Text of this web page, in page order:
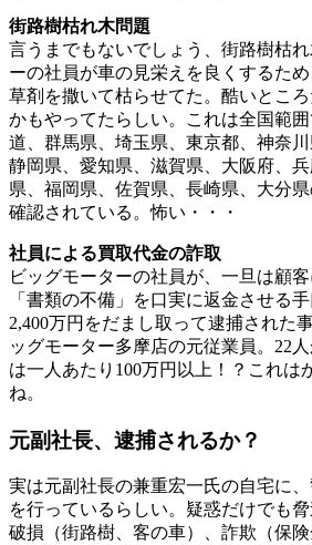
街路樹枯れ木問題
言うまでもないでしょう、街路樹枯
ーの社員が車の見栄えを良くするた
草剤を撒いて枯らせてた。酷いとこ
かもやってたらしい。これは全国範
道、群馬県、埼玉県、東京都、神奈川
静岡県、愛知県、滋賀県、大阪府、
県、福岡県、佐賀県、長崎県、大分
確認されている。怖い・・・
社員による買取代金の詐取
ビッグモーターの社員が、一旦は顧
「書類の不備」を口実に返金させる
2,400万円をだまし取って逮捕された
ッグモーター多摩店の元従業員。22
は一人あたり100万円以上！？これは
ね。
元副社長、逮捕されるか？
実は元副社長の兼重宏一氏の自宅に
を行っているらしい。疑惑だけでも
破損（街路樹、客の車）、詐欺（保